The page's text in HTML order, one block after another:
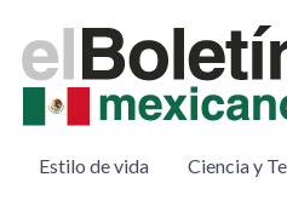
Estilo de vida Ciencia y